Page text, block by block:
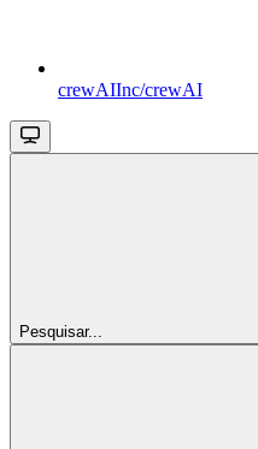
crewAIInc/crewAI
Pesquisar...